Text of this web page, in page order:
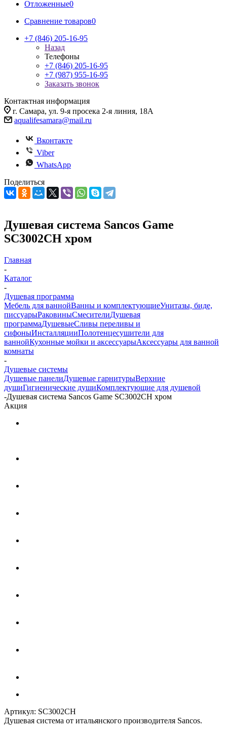
Отложенные0
Сравнение товаров0
+7 (846) 205-16-95
Назад
Телефоны
+7 (846) 205-16-95
+7 (987) 955-16-95
Заказать звонок
Контактная информация
г. Самара, ул. 9-я просека 2-я линия, 18А
aqualifesamara@mail.ru
Вконтакте
Viber
WhatsApp
Поделиться
Душевая система Sancos Game
SC3002CH хром
Главная
-
Каталог
-
Душевая программа
Мебель для ваннойВанны и комплектующиеУнитазы, биде,
писсуарыРаковиныСмесителиДушевая
программаДушевыеСливы переливы и
сифоныИнсталляцииПолотенцесушители для
ваннойКухонные мойки и аксессуарыАксессуары для ванной
комнаты
-
Душевые системы
Душевые панелиДушевые гарнитурыВерхние
душиГигиенические душиКомплектующие для душевой
-Душевая система Sancos Game SC3002CH хром
Акция
Артикул: SC3002CH
Душевая система от итальянского производителя Sancos.